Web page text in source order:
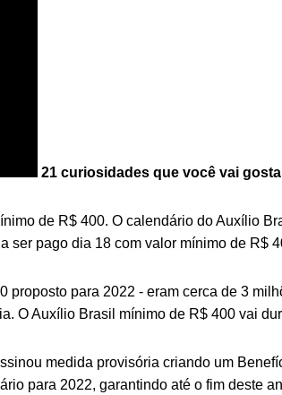
21 curiosidades que você vai
de R$ 400. O calendário do Auxílio
ser pago dia 18 com valor mínimo de R$
para 2022 - eram cerca de 3
O Auxílio Brasil mínimo de R$ 400 vai
medida provisória criando um
para 2022, garantindo até o fim deste